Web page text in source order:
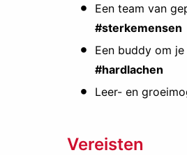
Een team van
#sterkemensen
Een buddy om
#hardlachen
Leer- en
Vereisten